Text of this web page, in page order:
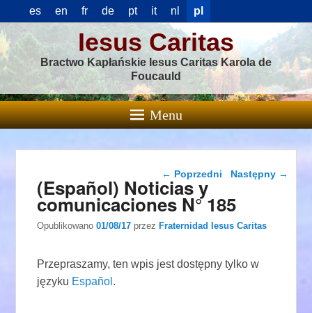
es en fr de pt it nl pl
Iesus Caritas
Bractwo Kapłańskie Iesus Caritas Karola de
Foucauld
Menu
Nawigacja wpisu
← Poprzedni Następny →
(Español) Noticias y
comunicaciones N° 185
Opublikowano01/08/17 przezFraternidad Iesus Caritas
Przepraszamy, ten wpis jest dostępny tylko w
języku Español .